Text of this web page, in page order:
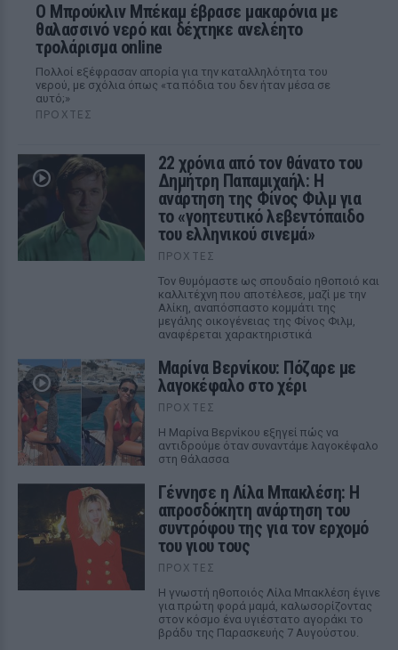
Ο Μπρούκλιν Μπέκαμ έβρασε μακαρόνια με
θαλασσινό νερό και δέχτηκε ανελέητο
τρολάρισμα online
Πολλοί εξέφρασαν απορία για την καταλληλότητα του
νερού, με σχόλια όπως «τα πόδια του δεν ήταν μέσα σε
αυτό;»
ΠΡΟΧΤΈΣ
22 χρόνια από τον θάνατο του
Δημήτρη Παπαμιχαήλ: Η
ανάρτηση της Φίνος Φιλμ για
το «γοητευτικό λεβεντόπαιδο
του ελληνικού σινεμά»
ΠΡΟΧΤΈΣ
Τον θυμόμαστε ως σπουδαίο ηθοποιό και
καλλιτέχνη που αποτέλεσε, μαζί με την
Αλίκη, αναπόσπαστο κομμάτι της
μεγάλης οικογένειας της Φίνος Φιλμ,
αναφέρεται χαρακτηριστικά
Μαρίνα Βερνίκου: Πόζαρε με
λαγοκέφαλο στο χέρι
ΠΡΟΧΤΈΣ
Η Μαρίνα Βερνίκου εξηγεί πώς να
αντιδρούμε όταν συναντάμε λαγοκέφαλο
στη θάλασσα
Γέννησε η Λίλα Μπακλέση: Η
απροσδόκητη ανάρτηση του
συντρόφου της για τον ερχομό
του γιου τους
ΠΡΟΧΤΈΣ
Η γνωστή ηθοποιός Λίλα Μπακλέση έγινε
για πρώτη φορά μαμά, καλωσορίζοντας
στον κόσμο ένα υγιέστατο αγοράκι το
βράδυ της Παρασκευής 7 Αυγούστου.